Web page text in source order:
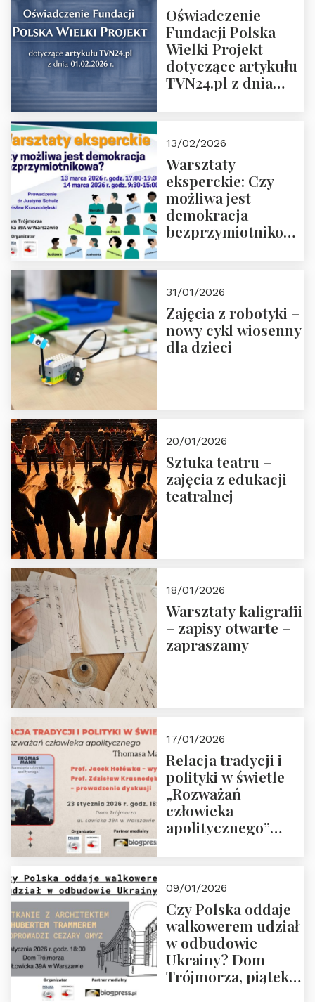
Oświadczenie
Fundacji Polska
Wielki Projekt
dotyczące artykułu
TVN24.pl z dnia
13/02/2026
Warsztaty
eksperckie: Czy
możliwa jest
demokracja
bezprzymiotnikowa?
31/01/2026
Zajęcia z robotyki –
nowy cykl wiosenny
dla dzieci
20/01/2026
Sztuka teatru –
zajęcia z edukacji
teatralnej
18/01/2026
Warsztaty kaligrafii
– zapisy otwarte –
zapraszamy
17/01/2026
Relacja tradycji i
polityki w świetle
„Rozważań
człowieka
apolitycznego”
godz. 18:00.
Zapraszamy!
09/01/2026
Czy Polska oddaje
walkowerem udział
w odbudowie
Ukrainy? Dom
Trójmorza, piątek